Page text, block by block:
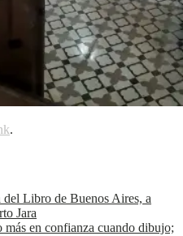
.
Libro de Buenos Aires, a
Jara
en confianza cuando dibujo;